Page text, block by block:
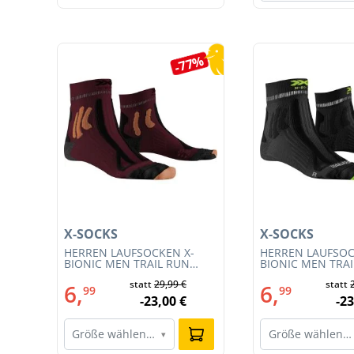
Produktgalerie überspringen
-77%
HERREN LAUFSOCKEN X-
BIONIC MEN TRAIL RUN
R019)
X-SOCKS
6,99 statt29,99 €
-23,00 €
Größe wählen… ▾
HERREN
BIONIC MEN
011)
X-SOCKS
6,99 statt
-
Größe wählen…